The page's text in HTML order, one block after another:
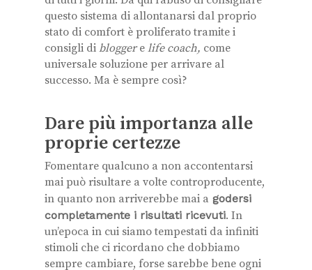
questo sistema di allontanarsi dal proprio
stato di comfort è proliferato tramite i
consigli di bloggere life coach, come
universale soluzione per arrivare al
successo. Ma è sempre così?
Dare più importanza alle
proprie certezze
Fomentare qualcuno a non accontentarsi
mai può risultare a volte controproducente,
in quanto non arriverebbe mai a godersi
completamente i risultati ricevuti. In
un’epoca in cui siamo tempestati da infiniti
stimoli che ci ricordano che dobbiamo
sempre cambiare, forse sarebbe bene ogni